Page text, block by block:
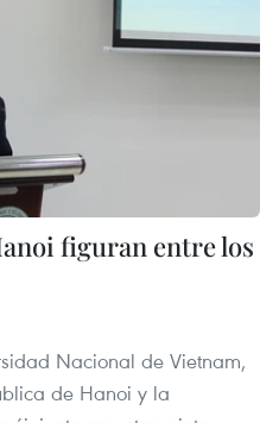
figuran entre los
Nacional de Vietnam,
de Hanoi y la